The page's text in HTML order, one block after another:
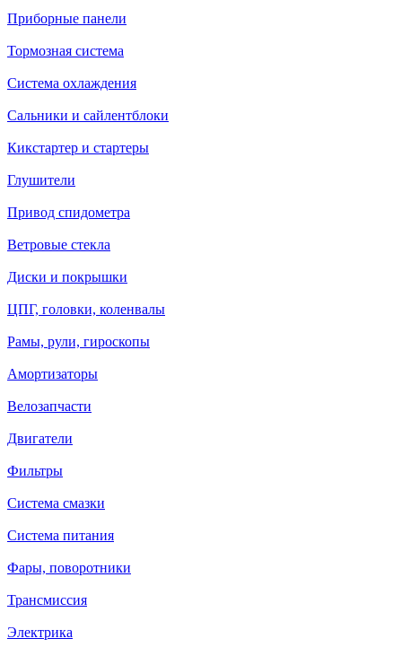
Приборные панели
Тормозная система
Система охлаждения
Сальники и сайлентблоки
Кикстартер и стартеры
Глушители
Привод спидометра
Ветровые стекла
Диски и покрышки
ЦПГ, головки, коленвалы
Рамы, рули, гироскопы
Амортизаторы
Велозапчасти
Двигатели
Фильтры
Система смазки
Система питания
Фары, поворотники
Трансмиссия
Электрика